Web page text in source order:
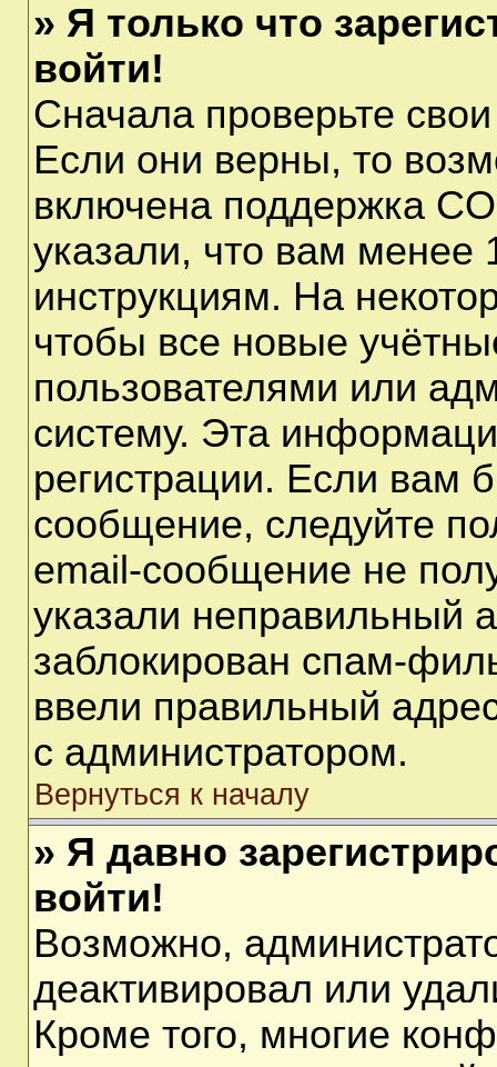
» Я только что
войти!
Сначала проверьте
Если они верны, то
включена поддержка
указали, что вам менее
инструкциям. На
чтобы все новые
пользователями или
систему. Эта
регистрации. Если вам
сообщение, следуйте
email-сообщение не
указали неправильный
заблокирован спам-
ввели правильный
с администратором.
Вернуться к началу
» Я давно
войти!
Возможно,
деактивировал или
Кроме того, многие